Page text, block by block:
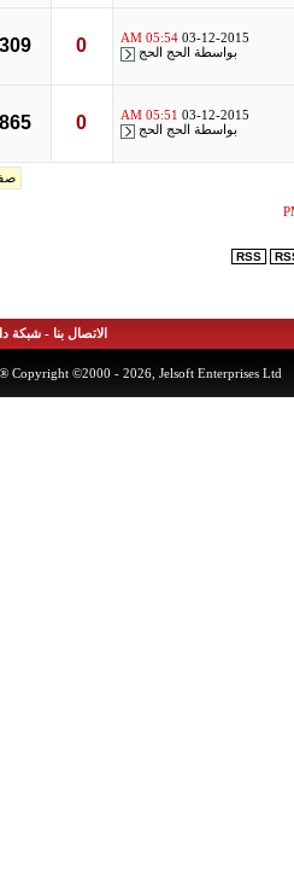
03-12-2015
05:54 AM
بواسطةالحج الحج 309
03-12-2015
05:51 AM
بواسطةالحج الحج 865
صفحة 7 من 7
RSS
الاتصال بنا - شبكة
Copyright ©2000 - 2026, Jelsoft Enterprises